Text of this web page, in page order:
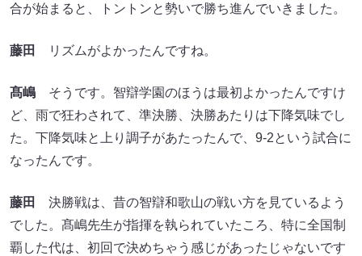
合が始まると、トントンと勢いで勝ち進んでいきました。
藤田 リズムがよかったんですね。
髙嶋 そうです。智辯学園のほうは最初よかったんですけ
ど、雨で狂わされて、準決勝、決勝あたりは下降気味でし
た。下降気味と上り調子があたったんで、9-2という試合に
なったんです。
藤田
決勝戦は、昔の智辯和歌山の戦い方を見ているよう
でした。髙嶋先生が指揮を執られていたころ、特に全国制
覇した代は、初回で決めちゃう感じがあったじゃないです